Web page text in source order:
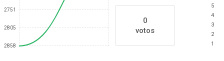
2751
2805
2858
0
votos
5
4
3
2
1